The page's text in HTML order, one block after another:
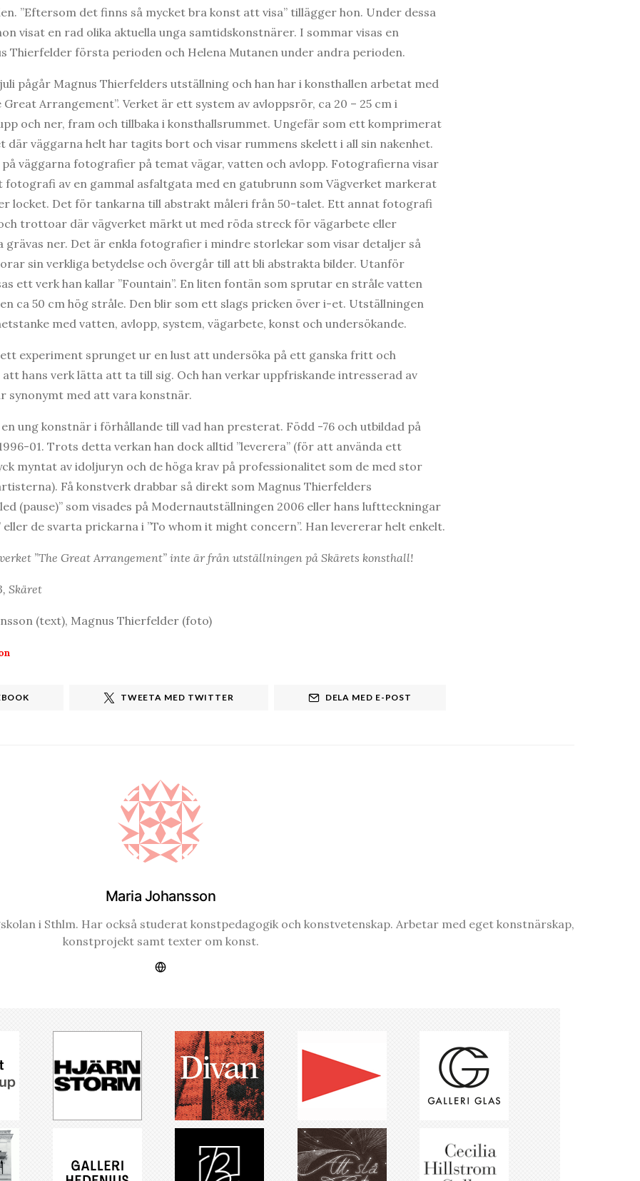
”Eftersom det finns så mycket bra konst att visa” tillägger hon. Under dessa
visat en rad olika aktuella unga samtidskonstnärer. I sommar visas en
Thierfelder första perioden och Helena Mutanen under andra perioden.
pågår Magnus Thierfelders utställning och han har i konsthallen arbetat med
Great Arrangement”. Verket är ett system av avloppsrör, ca 20 – 25 cm i
och ner, fram och tillbaka i konsthallsrummet. Ungefär som ett komprimerat
där väggarna helt har tagits bort och visar rummens skelett i all sin nakenhet.
väggarna fotografier på temat vägar, vatten och avlopp. Fotografierna visar
fotografi av en gammal asfaltgata med en gatubrunn som Vägverket markerat
locket. Det för tankarna till abstrakt måleri från 50-talet. Ett annat fotografi
trottoar där vägverket märkt ut med röda streck för vägarbete eller
grävas ner. Det är enkla fotografier i mindre storlekar som visar detaljer så
sin verkliga betydelse och övergår till att bli abstrakta bilder. Utanför
ett verk han kallar ”Fountain”. En liten fontän som sprutar en stråle vatten
ca 50 cm hög stråle. Den blir som ett slags pricken över i-et. Utställningen
med vatten, avlopp, system, vägarbete, konst och undersökande.
experiment sprunget ur en lust att undersöka på ett ganska fritt och
hans verk lätta att ta till sig. Och han verkar uppfriskande intresserad av
synonymt med att vara konstnär.
ung konstnär i förhållande till vad han presterat. Född -76 och utbildad på
01. Trots detta verkan han dock alltid ”leverera” (för att använda ett
myntat av idoljuryn och de höga krav på professionalitet som de med stor
Få konstverk drabbar så direkt som Magnus Thierfelders
(pause)” som visades på Modernautställningen 2006 eller hans luftteckningar
eller de svarta prickarna i ”To whom it might concern”. Han levererar helt enkelt.
”The Great Arrangement” inte är från utställningen på Skärets konsthall!
Skäret
(text), Magnus Thierfelder (foto)
TWEETA MED TWITTER DELA MED E-POST
Maria Johansson
i Sthlm. Har också studerat konstpedagogik och konstvetenskap. Arbetar med eget konstnärskap,
konstprojekt samt texter om konst.